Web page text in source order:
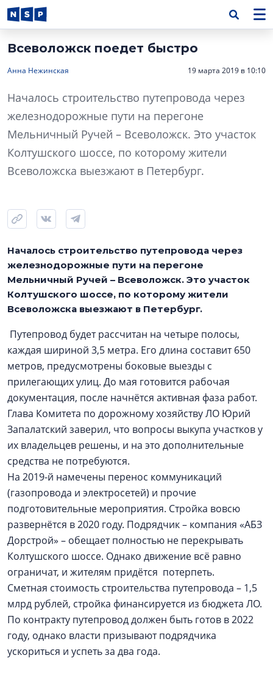
Всеволожск поедет быстро
Анна Нежинская 19 марта 2019 в 10:10
Началось строительство путепровода через
железнодорожные пути на перегоне
Мельничный Ручей – Всеволожск. Это участок
Колтушского шоссе, по которому жители
Всеволожска выезжают в Петербург.
Началось строительство путепровода через
железнодорожные пути на перегоне
Мельничный Ручей – Всеволожск. Это участок
Колтушского шоссе, по которому жители
Всеволожска выезжают в Петербург.
Путепровод будет рассчитан на четыре полосы,
каждая шириной 3,5 метра. Его длина составит 650
метров, предусмотрены боковые выезды с
прилегающих улиц. До мая готовится рабочая
документация, после начнётся активная фаза работ.
Глава Комитета по дорожному хозяйству ЛО Юрий
Запалатский заверил, что вопросы выкупа участков у
их владельцев решены, и на это дополнительные
средства не потребуются.
На 2019-й намечены перенос коммуникаций
(газопровода и электросетей) и прочие
подготовительные мероприятия. Стройка вовсю
развернётся в 2020 году. Подрядчик – компания «АБЗ
Дорстрой» – обещает полностью не перекрывать
Колтушского шоссе. Однако движение всё равно
ограничат, и жителям придётся потерпеть.
Сметная стоимость строительства путепровода – 1,5
млрд рублей, стройка финансируется из бюджета ЛО.
По контракту путепровод должен быть готов в 2022
году, однако власти призывают подрядчика
ускориться и успеть за два года.